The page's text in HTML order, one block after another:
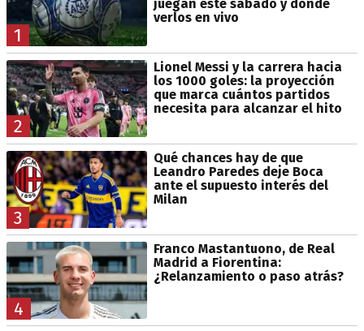
1
juegan este sábado y dónde
verlos en vivo
2
Lionel Messi y la carrera hacia
los 1000 goles: la proyección
que marca cuántos partidos
necesita para alcanzar el hito
3
Qué chances hay de que
Leandro Paredes deje Boca
ante el supuesto interés del
Milan
4
Franco Mastantuono, de Real
Madrid a Fiorentina:
¿Relanzamiento o paso atrás?